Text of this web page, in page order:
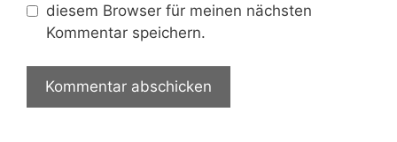
diesem Browser für meinen nächsten
Kommentar speichern.